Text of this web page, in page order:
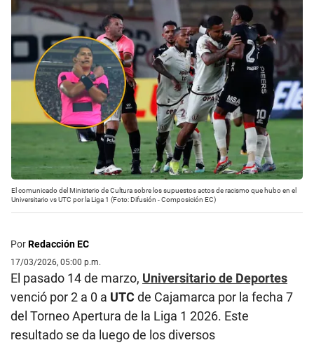
El comunicado del Ministerio de Cultura sobre los supuestos actos de racismo que hubo en el
Universitario vs UTC por la Liga 1 (Foto: Difusión - Composición EC)
PorRedacción EC
17/03/2026, 05:00 p.m.
El pasado 14 de marzo, Universitario de Deportes
venció por 2 a 0 a UTC de Cajamarca por la fecha 7
del Torneo Apertura de la Liga 1 2026. Este
resultado se da luego de los diversos